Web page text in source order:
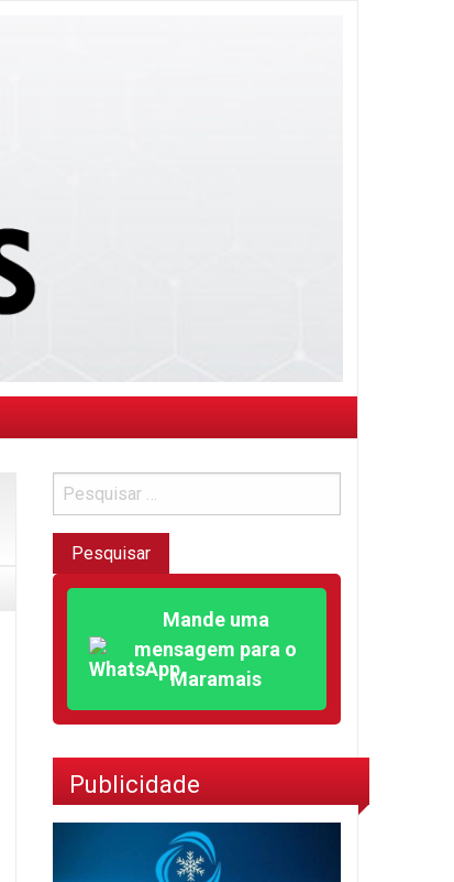
Mande uma
mensagem para o
Maramais
Publicidade